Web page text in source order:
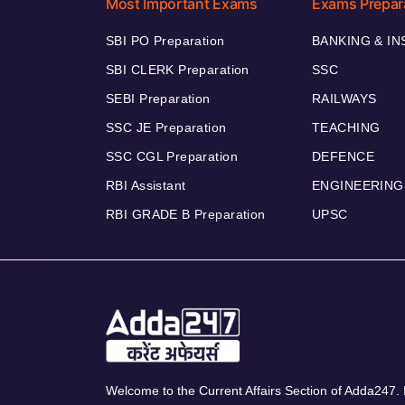
Most Important Exams
SBI PO Preparation
SBI CLERK Preparation
SEBI Preparation
SSC JE Preparation
SSC CGL Preparation
RBI Assistant
RBI GRADE B Preparation
Exams
BANKING &
SSC
RAILWAYS
TEACHING
DEFENCE
ENGINEERING
UPSC
Welcome to the Current Affairs Section of Adda247.